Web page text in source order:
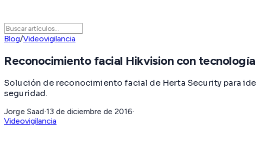
Blog/Videovigilancia
Reconocimiento facial Hikvision con
Solución de reconocimiento facial de Herta Security para
seguridad.
Jorge Saad·13 de diciembre de 2016·
Videovigilancia